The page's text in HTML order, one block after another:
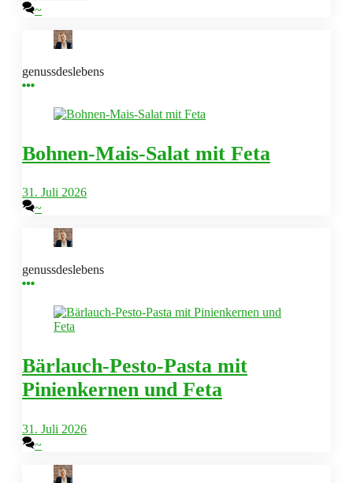
~
genussdeslebens
Bohnen-Mais-Salat mit Feta
31. Juli 2026
~
genussdeslebens
Bärlauch-Pesto-Pasta mit
Pinienkernen und Feta
31. Juli 2026
~